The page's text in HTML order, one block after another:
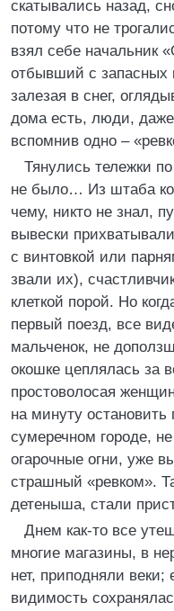
скатывались назад,
потому что не
взял себе начальник
отбывший с
залезая в снег,
дома есть, люди,
вспомнив одно –
Тянулись тележки
не было… Из штаба
чему, никто не знал,
вывески
с винтовкой или
звали их),
клеткой порой. Но
первый поезд, все
мальченок, не
окошке цеплялась за
простоволосая
на минуту остановить
сумеречном городе,
огарочные огни, уже
страшный «ревком».
детеныша, стали
Днем как-то все
многие магазины, в
нет, приподняли веки;
видимость